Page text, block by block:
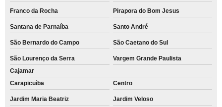
Franco da Rocha Pirapora do Bom Jesus
Santana de Parnaíba Santo André
São Bernardo do Campo São Caetano do Sul
São Lourenço da Serra
Vargem Grande Paulista
Cajamar
Carapicuíba
Centro
Jardim Maria Beatriz Jardim Veloso